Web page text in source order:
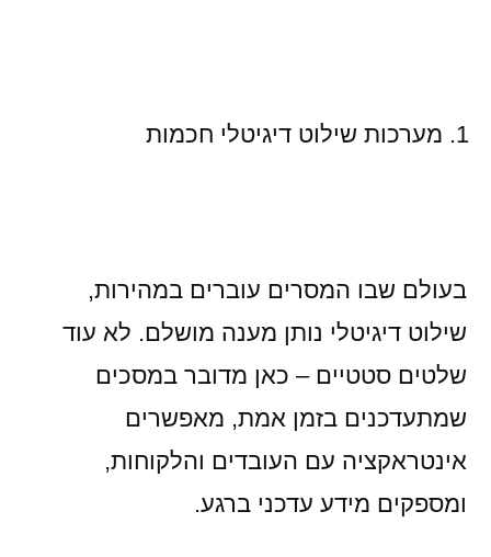
מערכות שילוט דיגיטלי חכמות
בעולם שבו המסרים עוברים במהירות,
שילוט דיגיטלי נותן מענה מושלם. לא עוד
שלטים סטטיים – כאן מדובר במסכים
שמתעדכנים בזמן אמת, מאפשרים
אינטראקציה עם העובדים והלקוחות,
ומספקים מידע עדכני ברגע.